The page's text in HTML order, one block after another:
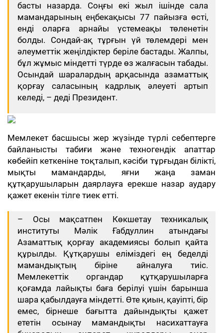
басты назарда. Соңғы екі жыл ішінде сала
мамандарының еңбекақысы 77 пайызға өсті,
енді оларға арнайы үстемеақы төленетін
болды. Сондай-ақ тұрғын үй төлемдері мен
әлеуметтік жеңілдіктер беріле бастады. Жалпы,
бұл жұмыс міндетті түрде өз жалғасын табады.
Осындай шаралардың арқасында азаматтық
қорғау саласының кадрлық әлеуеті артып
келеді, – деді Президент.
Мемлекет басшысы жер жүзінде түрлі себептерге
байланысты табиғи және техногендік апаттар
көбейіп кеткеніне тоқталып, кәсіби тұрғыдан білікті,
мықты мамандарды, яғни жаңа заман
құтқарушыларын даярлауға ерекше назар аудару
қажет екенін тілге тиек етті.
– Осы мақсатпен Көкшетау техникалық
институты Мәлік Ғабдуллин атындағы
Азаматтық қорғау академиясы болып қайта
құрылды. Құтқарушы еліміздегі ең беделді
мамандықтың біріне айналуға тиіс.
Мемлекеттік органдар құтқарушыларға
қоғамда лайықты баға берілуі үшін барынша
шара қабылдауға міндетті. Өте қиын, қауіпті, бір
емес, бірнеше бағытта дайындықты қажет
ететін осынау мамандықты насихаттауға